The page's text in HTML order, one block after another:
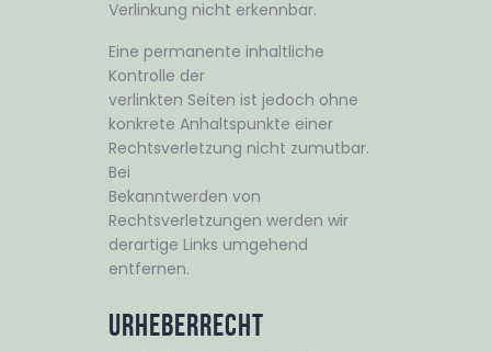
Verlinkung nicht erkennbar.
Eine permanente inhaltliche
Kontrolle der
verlinkten Seiten ist jedoch ohne
konkrete Anhaltspunkte einer
Rechtsverletzung nicht zumutbar.
Bei
Bekanntwerden von
Rechtsverletzungen werden wir
derartige Links umgehend
entfernen.
Urheberrecht